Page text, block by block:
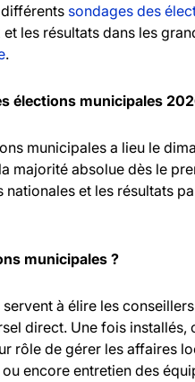
sondages des
les résultats dans les
.
élections municipales
municipales a lieu le
majorité absolue dès le
nationales et les résultats
municipales ?
à élire les
direct. Une fois
rôle de gérer les affaires
encore entretien des